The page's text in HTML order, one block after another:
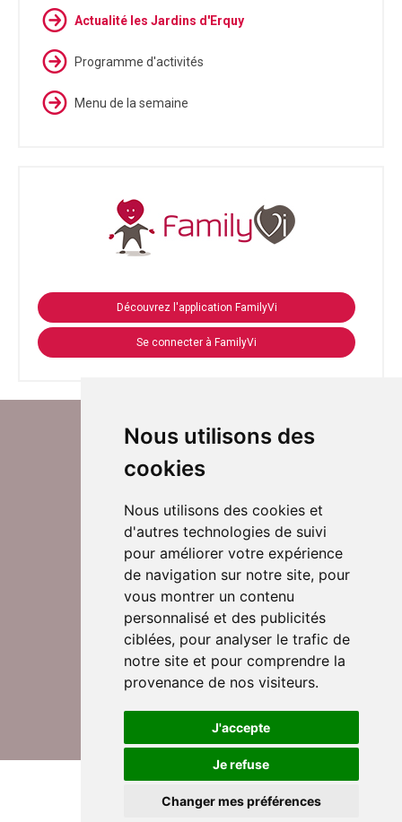
Nous utilisons des
cookies
Nous utilisons des cookies et
d'autres technologies de suivi
pour améliorer votre expérience
de navigation sur notre site, pour
vous montrer un contenu
personnalisé et des publicités
ciblées, pour analyser le trafic de
notre site et pour comprendre la
provenance de nos visiteurs.
J'accepte
Je refuse
Changer mes préférences
Actualité les Jardins d'Erquy
Programme d'activités
Menu de la semaine
Découvrez l'application FamilyVi
Se connecter à FamilyVi
Suivez-nous sur Twitter
Rejoignez nos équipes
Nous contacter
© DomusVi 2026
Mentions légales